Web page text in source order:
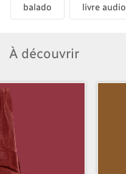
balado livre audio
À découvrir